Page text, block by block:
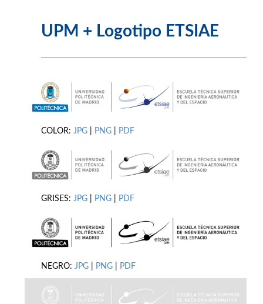
UPM + Logotipo ETSIAE
COLOR: JPG PNG PDF
GRISES: JPG PNG PDF
NEGRO: JPG PNG PDF